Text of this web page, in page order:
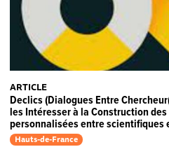
ARTICLE
Declics (Dialogues Entre
les Intéresser à la Construction
personnalisées entre scientifiques
Hauts-de-France